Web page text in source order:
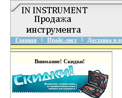
Главная Прайс-лист Доставка и
Внимание! Скидки!